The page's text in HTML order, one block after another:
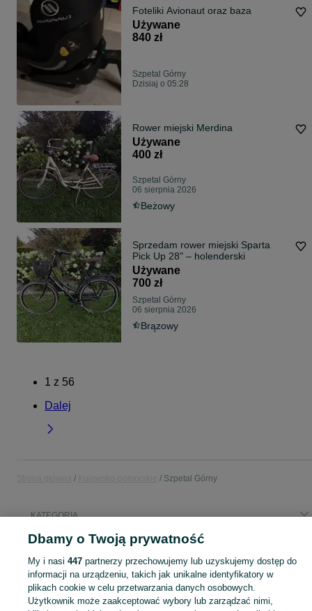
Foteliki Avionaut oraz baza
Używane
840 zł
Szpetal Górny
Dzisiaj o 05:28
Rower miejski Merdina
Używane
400 zł
Szpetal Górny
06 sierpnia 2026
Beżowy
Sprzedam rower miejski Sparta
Pick Up 28" – holenderski
Używane
700 zł
Szpetal Górny
06 sierpnia 2026
Brązowy
1 z 56
Dalej
Szpetal Górny
KATEGORIA
Popularne wyszukiwania
wiata przyscienna quady 124
Skorzystaj z największego serwisu ogłoszeniowego - Szpetal Górny i okolice! Kupuj to, czego pragniesz i sprzedawaj to, czego już nie potrzebujesz! Zobacz
Dbamy o Twoją prywatność
My i nasi 447partnerzy przechowujemy lub uzyskujemy dostęp do
informacji na urządzeniu, takich jak unikalne identyfikatory w
plikach cookie w celu przetwarzania danych osobowych.
Użytkownik może zaakceptować wybory lub zarządzać nimi,